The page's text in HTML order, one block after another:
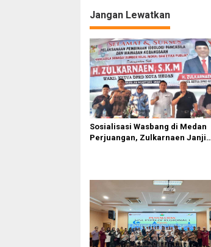
i
g
a
s
i
p
o
s
Jangan Lewatkan
Sosialisasi Wasbang di Medan
Perjuangan, Zulkarnaen Janji